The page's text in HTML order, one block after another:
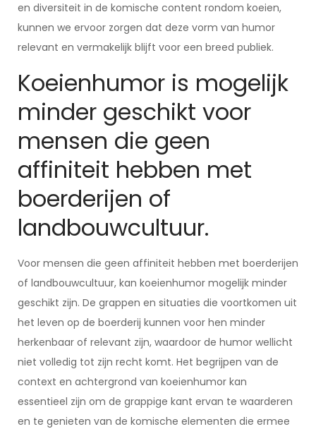
en diversiteit in de komische content rondom koeien,
kunnen we ervoor zorgen dat deze vorm van humor
relevant en vermakelijk blijft voor een breed publiek.
Koeienhumor is mogelijk
minder geschikt voor
mensen die geen
affiniteit hebben met
boerderijen of
landbouwcultuur.
Voor mensen die geen affiniteit hebben met boerderijen
of landbouwcultuur, kan koeienhumor mogelijk minder
geschikt zijn. De grappen en situaties die voortkomen uit
het leven op de boerderij kunnen voor hen minder
herkenbaar of relevant zijn, waardoor de humor wellicht
niet volledig tot zijn recht komt. Het begrijpen van de
context en achtergrond van koeienhumor kan
essentieel zijn om de grappige kant ervan te waarderen
en te genieten van de komische elementen die ermee